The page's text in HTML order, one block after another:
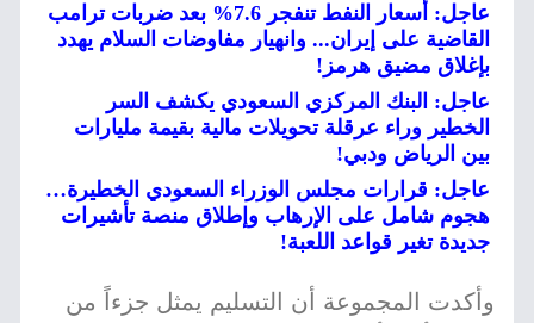
عاجل: أسعار النفط تنفجر 7.6% بعد ضربات ترامب
القاضية على إيران... وانهيار مفاوضات السلام يهدد
بإغلاق مضيق هرمز!
عاجل: البنك المركزي السعودي يكشف السر
الخطير وراء عرقلة تحويلات مالية بقيمة مليارات
بين الرياض ودبي!
عاجل: قرارات مجلس الوزراء السعودي الخطيرة…
هجوم شامل على الإرهاب وإطلاق منصة تأشيرات
جديدة تغير قواعد اللعبة!
وأكدت المجموعة أن التسليم يمثل جزءاً من